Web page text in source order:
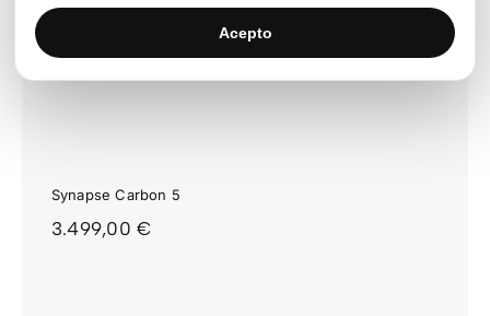
Synapse Carbon 5
3.499,00€
Acepto